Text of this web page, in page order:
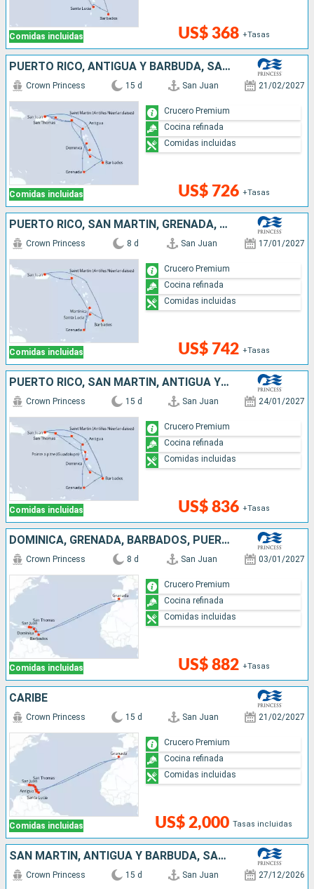
Comidas incluidas US$ 368 +Tasas
PUERTO RICO, ANTIGUA Y BARBUDA, SANTA LUCIA, SAN MARTÍN, DOMINICA, GRENADA, BARBADOS
Comidas incluidas
Crown Princess 15 d San Juan 21/02/2027
US$ 726 +Tasas
Crucero Premium
Cocina refinada
Comidas incluidas
PUERTO RICO, SAN MARTÍN, GRENADA, SANTA LUCIA, BARBADOS
Comidas incluidas
Crown Princess 8 d San Juan 17/01/2027
US$ 742 +Tasas
Crucero Premium
Cocina refinada
Comidas incluidas
PUERTO RICO, SAN MARTÍN, ANTIGUA Y BARBUDA, SANTA LUCIA, DOMINICA, GRENADA, BARBADOS
Comidas incluidas
Crown Princess 15 d San Juan 24/01/2027
US$ 836 +Tasas
Crucero Premium
Cocina refinada
Comidas incluidas
DOMINICA, GRENADA, BARBADOS, PUERTO RICO
Comidas incluidas
Crown Princess 8 d San Juan 03/01/2027
US$ 882 +Tasas
Crucero Premium
Cocina refinada
Comidas incluidas
CARIBE
Comidas incluidas
Crown Princess 15 d San Juan 21/02/2027
US$ 2,000 Tasas incluidas
Crucero Premium
Cocina refinada
Comidas incluidas
SAN MARTÍN, ANTIGUA Y BARBUDA, SANTA LUCIA, DOMINICA, GRENADA, BARBADOS, PUERTO RICO
Crown Princess 15 d San Juan 27/12/2026